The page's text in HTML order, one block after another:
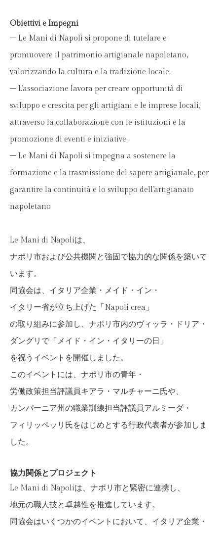
Obiettivi e Impegni
– Le Mani di Napoli si propone di tutelare e
promuovere il patrimonio artigianale napoletano,
valorizzando la cultura e la tradizione locale.
– L’associazione lavora per creare opportunità di
sviluppo e crescita per gli artigiani e le imprese locali,
attraverso la collaborazione con le istituzioni e la
promozione di eventi e iniziative.
– Le Mani di Napoli si impegna a sostenere la
formazione e la trasmissione del sapere artigianale, per
garantire la continuità e lo sviluppo dell’artigianato
napoletano
Le Mani di Napoliは、
ナポリ市および公共機関と強固で協力的な関係を築いて
います。
同協会は、イタリア企業・メイド・イン・
イタリー省が立ち上げた「Napoli crea」
の取り組みに参加し、ナポリ市内のヴィッラ・ドリア・
ダングリで「メイド・イン・イタリーの日」
を祝うイベントを開催しました。
このイベントには、ナポリ市の青年・
労働政策担当評議員キアラ・マルチャーニ氏や、
カンパーニア州の職業訓練担当評議員アルミーダ・
フィリッペッリ氏をはじめとする行政代表者が参加しま
した。
協力関係とプロジェクト
Le Mani di Napoliは、ナポリ市と緊密に連携し、
地元の職人技と卓越性を推進しています。
同協会はいくつかのイベントにおいて、イタリア企業・